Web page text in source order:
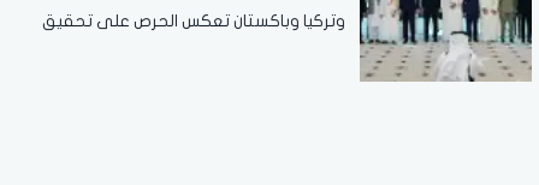
وتركيا وباكستان تعكس الحرص على تحقيق